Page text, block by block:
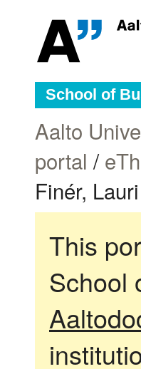
School of
Aalto
portal /
Finér, Lauri
This
School